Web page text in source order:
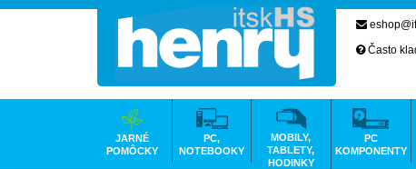
Často
JARNÉ
POMÔCKY
PC,
NOTEBOOKY
MOBILY,
TABLETY,
HODINKY
PC
KOMPONENTY